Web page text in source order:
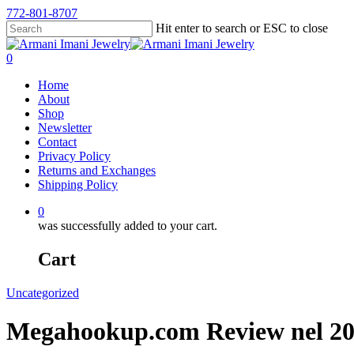
772-801-8707
Hit enter to search or ESC to close
0
Home
About
Shop
Newsletter
Contact
Privacy Policy
Returns and Exchanges
Shipping Policy
0
was successfully added to your cart.
Cart
Uncategorized
Megahookup.com Review nel